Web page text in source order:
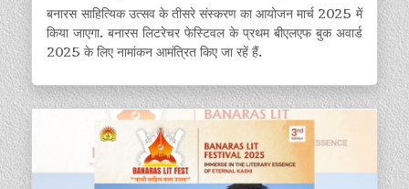
बनारस साहित्यिक उत्सव के तीसरे संस्करण का आयोजन मार्च 2025 में
किया जाएगा. बनारस लिटरेचर फेस्टिवल के प्रथम बीएलएफ बुक अवार्ड
2025 के लिए नामांकन आमंत्रित किए जा रहें हैं.